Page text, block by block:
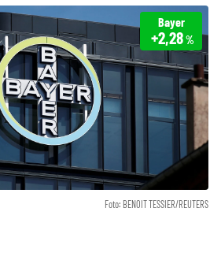
Foto: BENOIT TESSIER/REUTERS
Bayer
+2,28%